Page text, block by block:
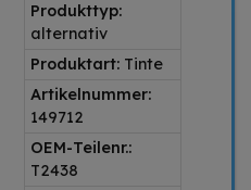
Produkttyp:
alternativ
Produktart: Tinte
Artikelnummer:
149712
OEM-Teilenr.:
T2438